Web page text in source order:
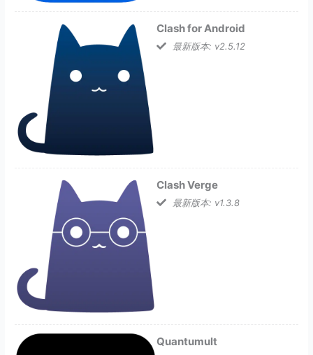
Clash for Android
最新版本: v2.5.12
Clash Verge
最新版本: v1.3.8
Quantumult